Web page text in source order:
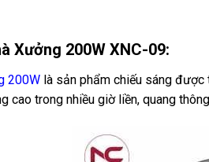
Xưởng 200W XNC-09:
200W là sản phẩm chiếu sáng
cao trong nhiều giờ liền, quang